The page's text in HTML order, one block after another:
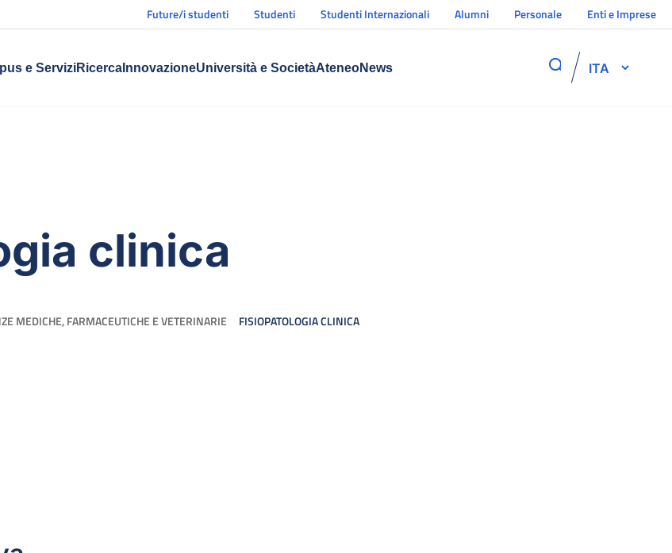
Future/i studenti Studenti Studenti Internazionali Alumni Personale Enti e Imprese
e ServiziRicercaInnovazioneUniversità e SocietàAteneoNews ITA
clinica
MEDICHE, FARMACEUTICHE E VETERINARIE FISIOPATOLOGIA CLINICA